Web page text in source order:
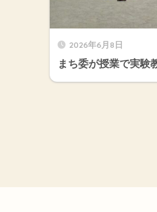
2026年6月8日
まち委が授業で実